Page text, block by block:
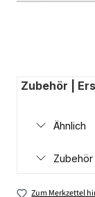
Zubehör |
Ähnlich
Zubehör
Zum Merkzettel